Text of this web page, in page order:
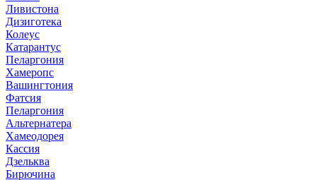
Ливистона
Дизиготека
Колеус
Катарантус
Пеларгония
Хамеропс
Вашингтония
Фатсия
Пеларгония
Альтернатера
Хамеодорея
Кассия
Дзельква
Бирючина